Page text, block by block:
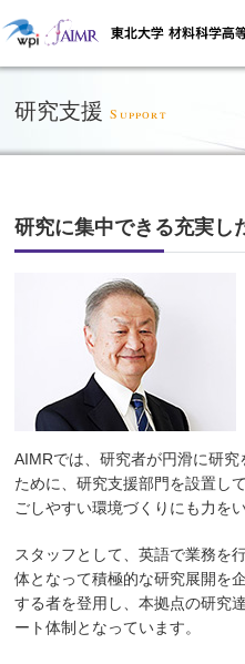
研究支援Support
研究に集中できる充実し
AIMRでは、研究者が円滑に研
ために、研究支援部門を設置し
ごしやすい環境づくりにも力を
スタッフとして、英語で業務を
体となって積極的な研究展開を
する者を登用し、本拠点の研究
ート体制となっています。